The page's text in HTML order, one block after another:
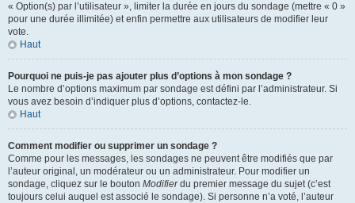
« Option(s) par l’utilisateur », limiter la durée en jours du sondage (mettre « 0 »
pour une durée illimitée) et enfin permettre aux utilisateurs de modifier leur
vote.
Haut
Pourquoi ne puis-je pas ajouter plus d’options à mon sondage ?
Le nombre d’options maximum par sondage est défini par l’administrateur. Si
vous avez besoin d’indiquer plus d’options, contactez-le.
Haut
Comment modifier ou supprimer un sondage ?
Comme pour les messages, les sondages ne peuvent être modifiés que par
l’auteur original, un modérateur ou un administrateur. Pour modifier un
sondage, cliquez sur le bouton Modifierdu premier message du sujet (c’est
toujours celui auquel est associé le sondage). Si personne n’a voté, l’auteur